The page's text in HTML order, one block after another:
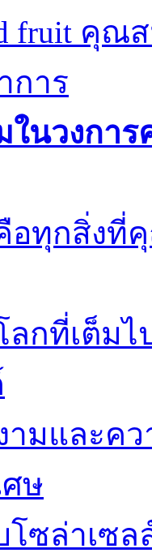
fruit คุ
การ
ในวงกา
อทุกสิ่งที่
ลกที่เต็ม
ามและค
ษ
โซล่าเซ